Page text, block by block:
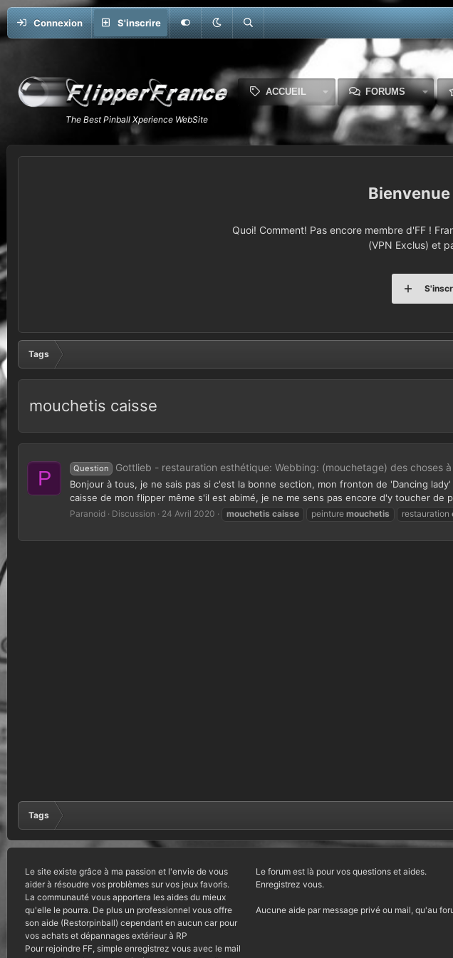
Connexion S'inscrire
ACCUEIL FORUMS
Quoi! Comment! Pas encore membre d'FF !
(VPN Exclus) et
Tags
mouchetis caisse
P Question Gottlieb - restauration esthétique: Webbing: (mouchetage) des choses
Bonjour à tous, je ne sais pas si c'est la bonne section, mon fronton de 'Dancing
caisse de mon flipper même s'il est abimé, je ne me sens pas encore d'y toucher de
Paranoid Discussion 24 Avril 2020 mouchetis caisse peinture mouchetis restauration
Tags
Le site existe grâce à ma passion et l'envie de vous
aider à résoudre vos problèmes sur vos jeux favoris.
La communauté vous apportera les aides du mieux
qu'elle le pourra. De plus un professionnel vous offre
son aide (Restorpinball) cependant en aucun car pour
vos achats et dépannages extérieur à RP
Pour rejoindre FF, simple enregistrez vous avec le mail
Le forum est là pour vos questions et aides.
Enregistrez vous.
Aucune aide par message privé ou mail, qu'au